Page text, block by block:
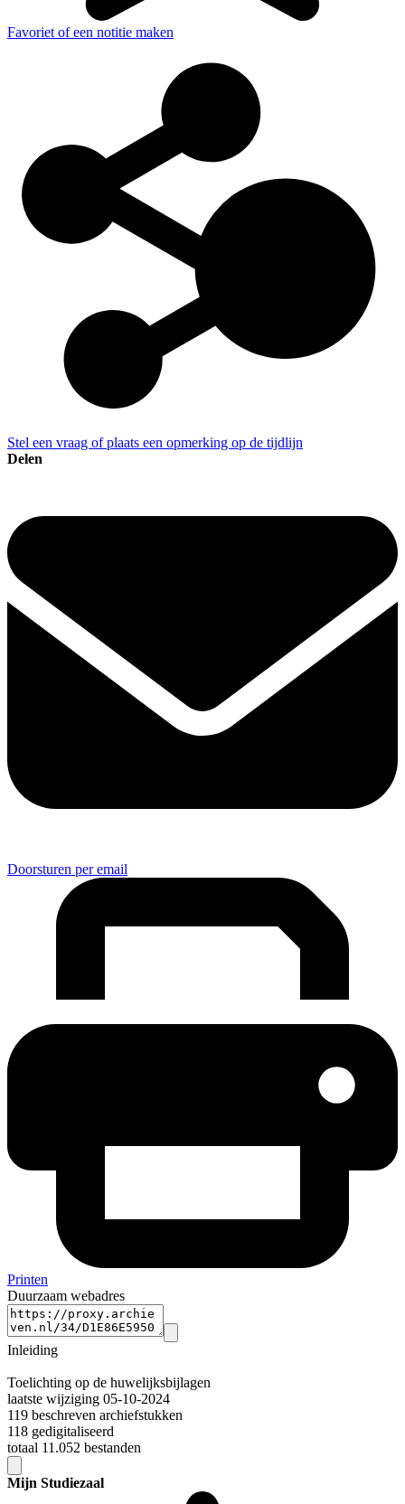
Favoriet of een notitie maken
Stel een vraag of plaats een opmerking op de tijdlijn
Delen
Doorsturen per email
Printen
Duurzaam webadres
Inleiding
Toelichting op de huwelijksbijlagen
laatste wijziging 05-10-2024
119 beschreven archiefstukken
118 gedigitaliseerd
totaal 11.052 bestanden
Mijn Studiezaal